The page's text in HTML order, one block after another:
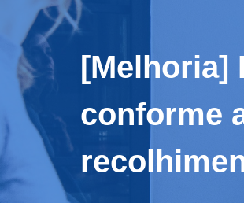
[Melhoria]
conforme